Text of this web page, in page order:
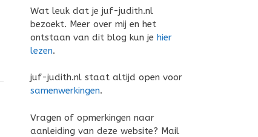
Wat leuk dat je juf-judith.nl
bezoekt. Meer over mij en het
ontstaan van dit blog kun je hier
lezen.
juf-judith.nl staat altijd open voor
samenwerkingen.
Vragen of opmerkingen naar
aanleiding van deze website? Mail